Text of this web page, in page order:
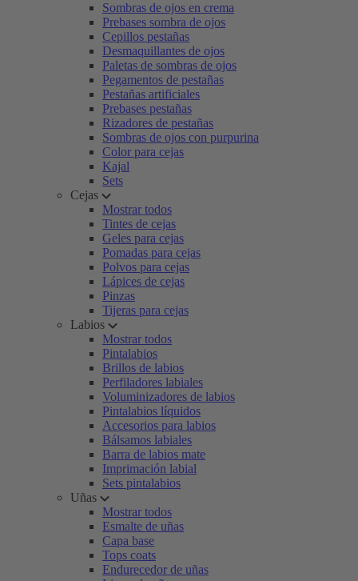
Sombras de ojos en crema
Prebases sombra de ojos
Cepillos pestañas
Desmaquillantes de ojos
Paletas de sombras de ojos
Pegamentos de pestañas
Pestañas artificiales
Prebases pestañas
Rizadores de pestañas
Sombras de ojos con purpurina
Color para cejas
Kajal
Sets
Cejas
Mostrar todos
Tintes de cejas
Geles para cejas
Pomadas para cejas
Polvos para cejas
Lápices de cejas
Pinzas
Tijeras para cejas
Labios
Mostrar todos
Pintalabios
Brillos de labios
Perfiladores labiales
Voluminizadores de labios
Pintalabios líquidos
Accesorios para labios
Bálsamos labiales
Barra de labios mate
Imprimación labial
Sets pintalabios
Uñas
Mostrar todos
Esmalte de uñas
Capa base
Tops coats
Endurecedor de uñas